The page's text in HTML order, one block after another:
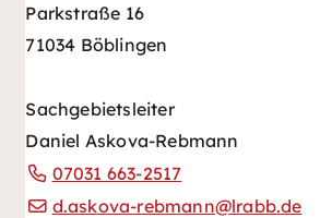
Parkstraße 16
71034 Böblingen
Sachgebietsleiter
Daniel Askova-Rebmann
07031 663-2517
d.askova-rebmann@lrabb.de